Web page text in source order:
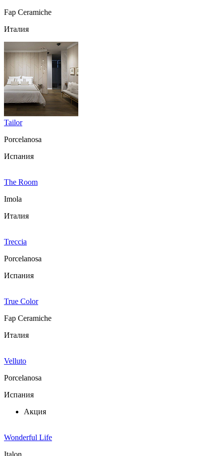
Fap Ceramiche
Италия
Tailor
Porcelanosa
Испания
The Room
Imola
Италия
Treccia
Porcelanosa
Испания
True Color
Fap Ceramiche
Италия
Velluto
Porcelanosa
Испания
Акция
Wonderful Life
Italon